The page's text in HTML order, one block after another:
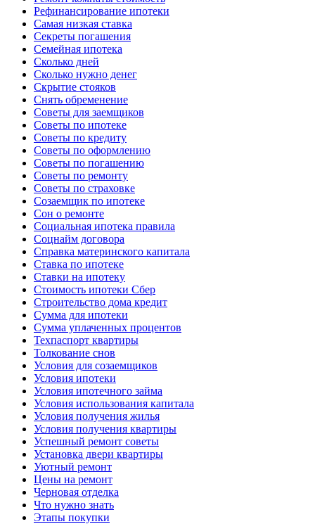
Рефинансирование ипотеки
Самая низкая ставка
Секреты погашения
Семейная ипотека
Сколько дней
Сколько нужно денег
Скрытие стояков
Снять обременение
Советы для заемщиков
Советы по ипотеке
Советы по кредиту
Советы по оформлению
Советы по погашению
Советы по ремонту
Советы по страховке
Созаемщик по ипотеке
Сон о ремонте
Социальная ипотека правила
Соцнайм договора
Справка материнского капитала
Ставка по ипотеке
Ставки на ипотеку
Стоимость ипотеки Сбер
Строительство дома кредит
Сумма для ипотеки
Сумма уплаченных процентов
Техпаспорт квартиры
Толкование снов
Условия для созаемщиков
Условия ипотеки
Условия ипотечного займа
Условия использования капитала
Условия получения жилья
Условия получения квартиры
Успешный ремонт советы
Установка двери квартиры
Уютный ремонт
Цены на ремонт
Черновая отделка
Что нужно знать
Этапы покупки